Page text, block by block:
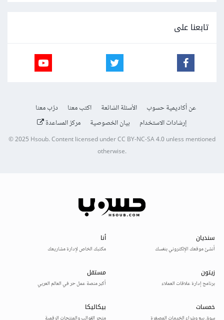
تابعنا على
عن أكاديمية حسوب الأسئلة الشائعة اكتب معنا
درّب معنا
إرشادات الاستخدام
بيان الخصوصية مركز المساعدة
© 2025Hsoub.Content licensed underCC BY-NC-SA 4.0unless mentioned
otherwise.